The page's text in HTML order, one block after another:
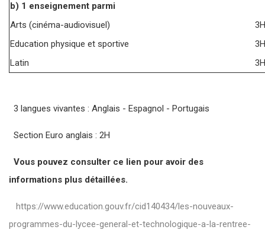
b) 1 enseignement parmi
Arts (cinéma-audiovisuel)
3H
Education physique et sportive
3H
Latin
3H
3 langues vivantes : Anglais - Espagnol - Portugais
Section Euro anglais : 2H
Vous pouvez consulter ce lien pour avoir des
informations plus détaillées.
https://www.education.gouv.fr/cid140434/les-nouveaux-
programmes-du-lycee-general-et-technologique-a-la-rentree-